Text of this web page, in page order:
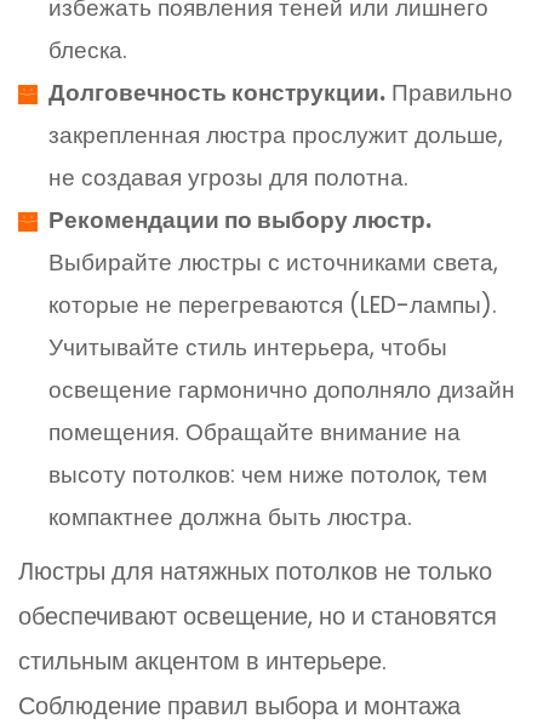
избежать появления теней или лишнего
блеска.
Долговечность конструкции. Правильно
закрепленная люстра прослужит дольше,
не создавая угрозы для полотна.
Рекомендации по выбору люстр.
Выбирайте люстры с источниками света,
которые не перегреваются (LED-лампы).
Учитывайте стиль интерьера, чтобы
освещение гармонично дополняло дизайн
помещения. Обращайте внимание на
высоту потолков: чем ниже потолок, тем
компактнее должна быть люстра.
Люстры для натяжных потолков не только
обеспечивают освещение, но и становятся
стильным акцентом в интерьере.
Соблюдение правил выбора и монтажа